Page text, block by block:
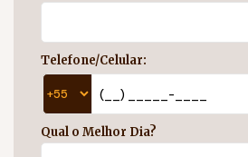
Telefone/Celular:
Qual o Melhor Dia?